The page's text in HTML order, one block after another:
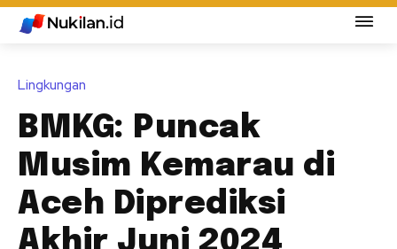
Lingkungan
BMKG: Puncak
Musim Kemarau di
Aceh Diprediksi